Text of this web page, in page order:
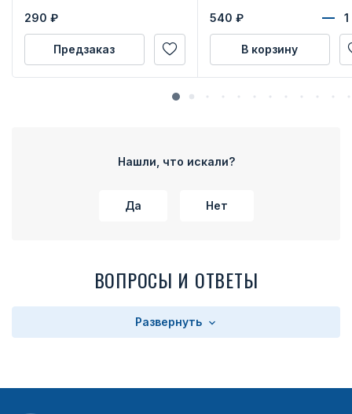
290 ₽
Предзаказ
540 ₽
В корзину
Нашли, что искали?
Да Нет
ВОПРОСЫ И ОТВЕТЫ
Развернуть